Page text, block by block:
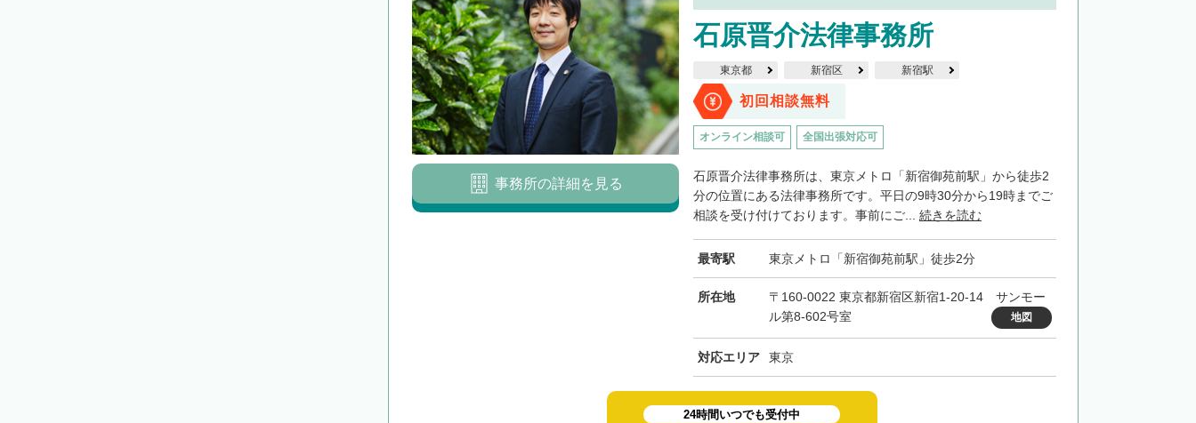
石原晋介法律事務所
東京都 新宿区 新宿駅
初回相談無料
オンライン相談可 全国出張対応可
石原晋介法律事務所は、東京メトロ「新宿御苑前駅」から徒歩2
分の位置にある法律事務所です。平日の9時30分から19時までご
相談を受け付けております。事前にご... 続きを読む
最寄駅 東京メトロ「新宿御苑前駅」徒歩2分
所在地
〒160-0022 東京都新宿区新宿1-20-14 サンモー
ル第8-602号室
地図
対応エリア 東京
事務所の詳細を見る
24時間いつでも受付中